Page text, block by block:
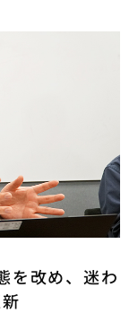
を改め、迷わ